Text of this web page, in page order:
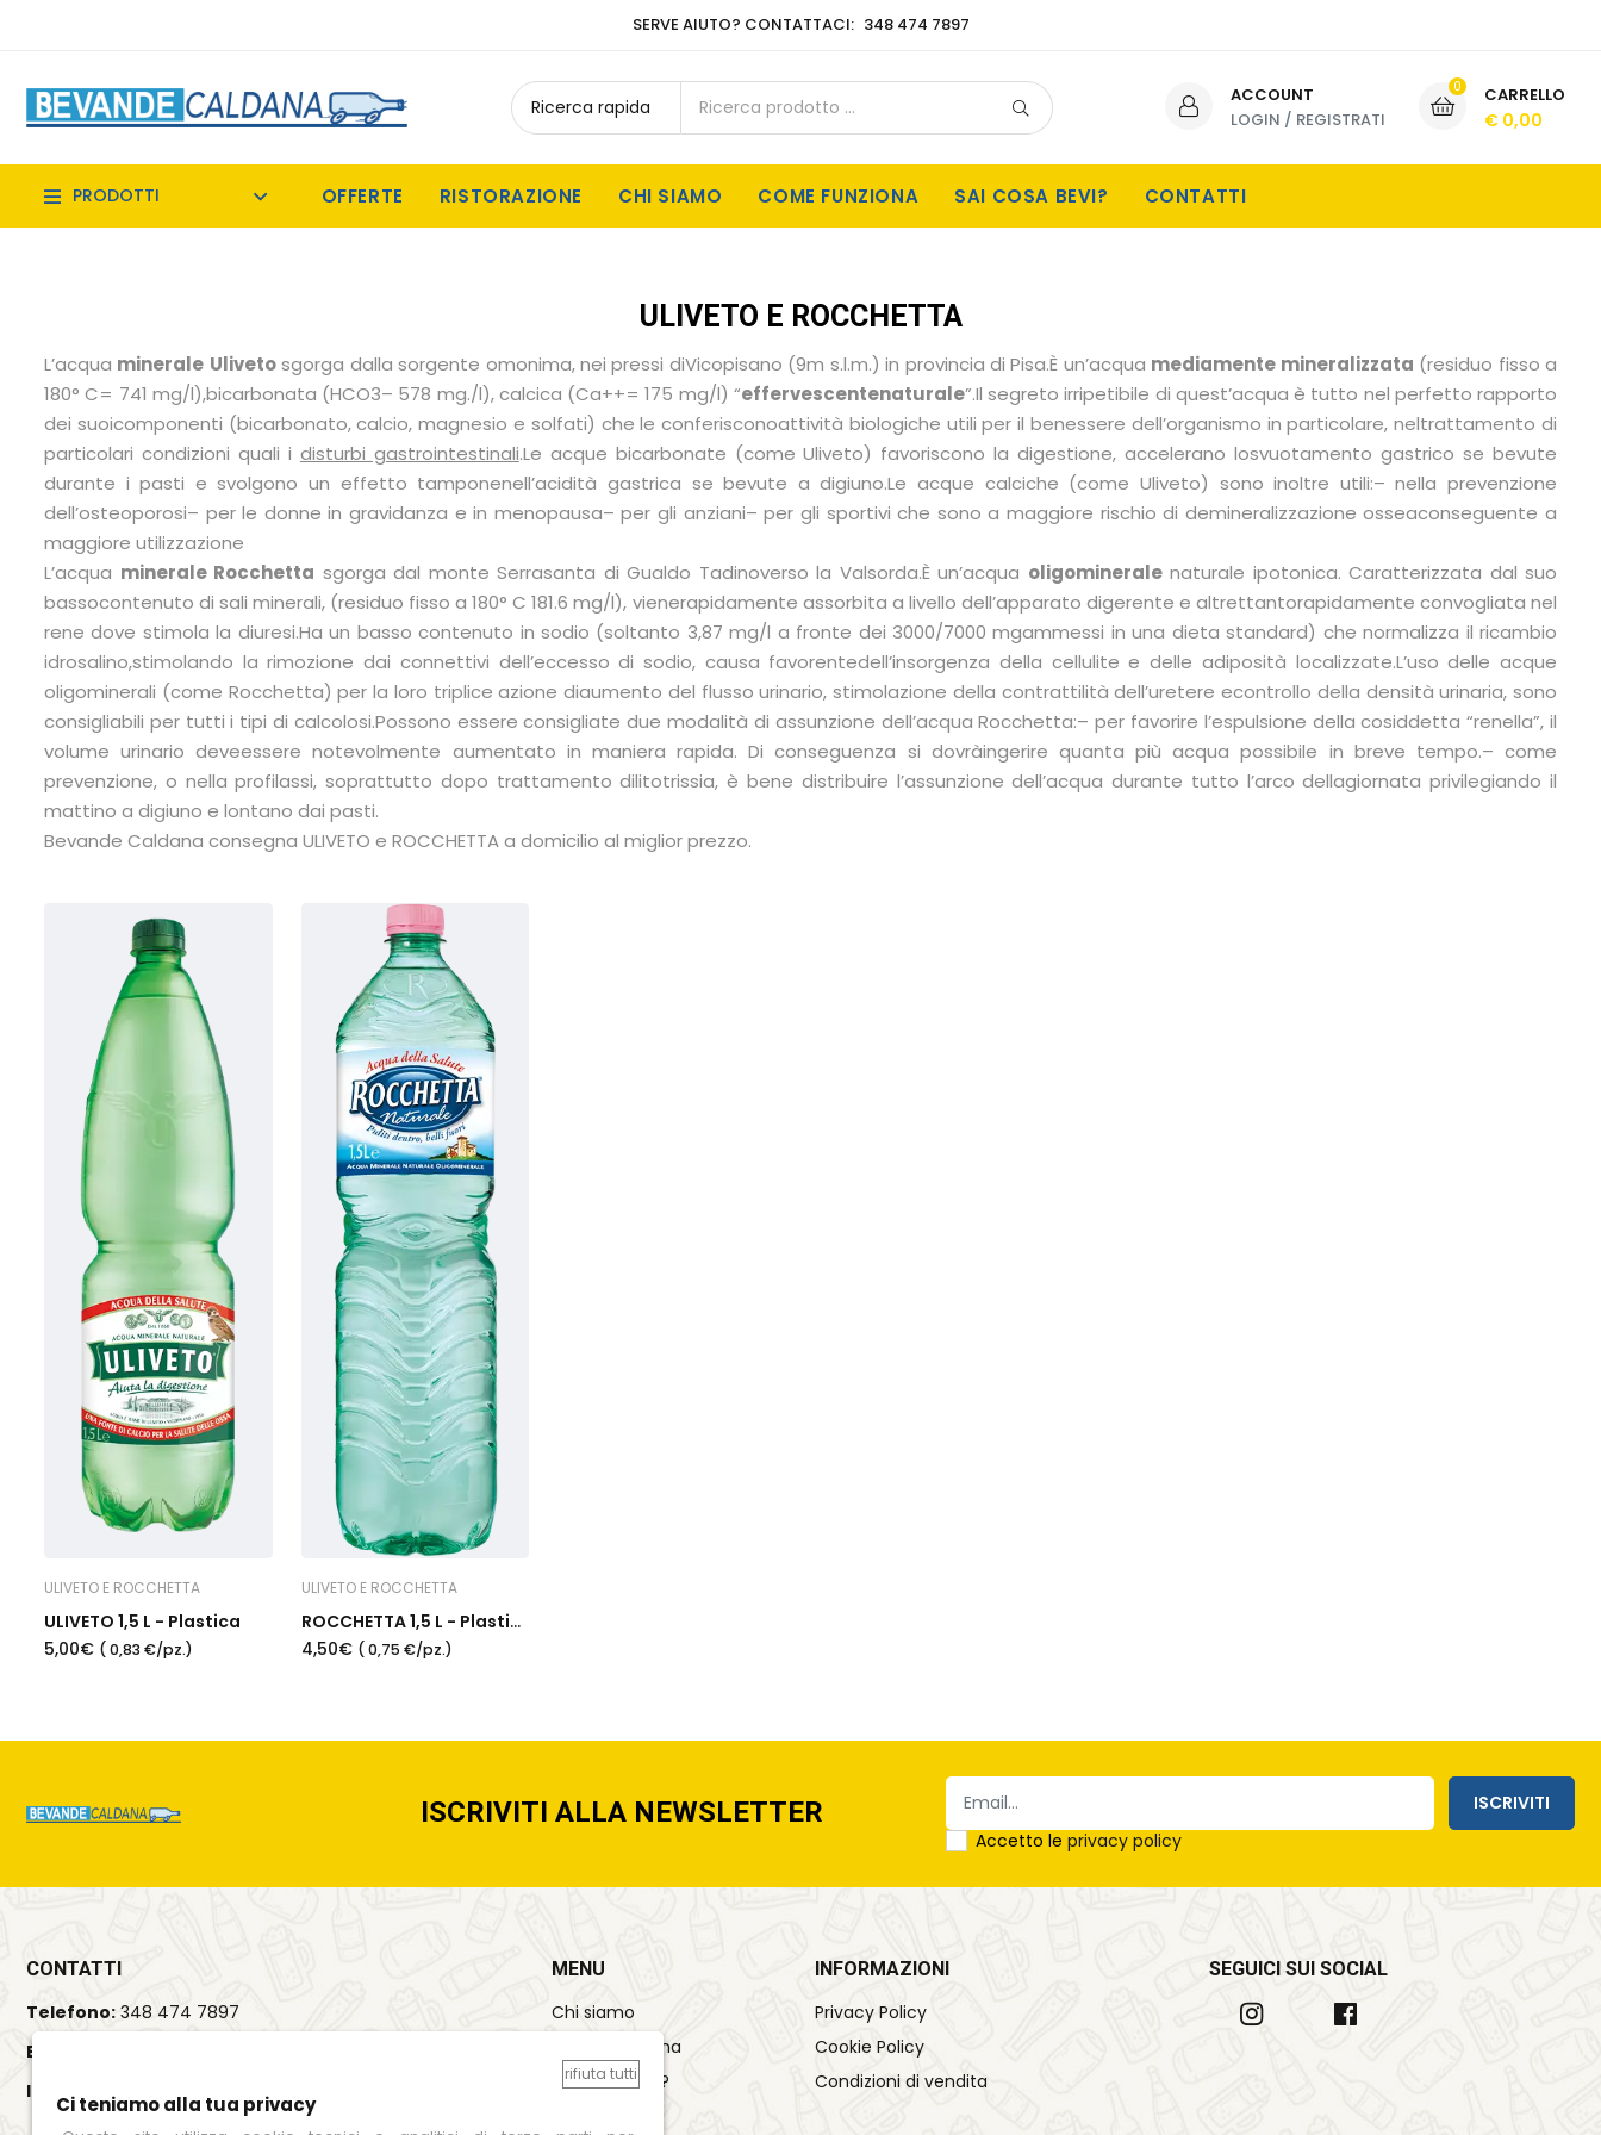
SERVE AIUTO? CONTATTACI: 348 474 7897
ACCOUNT
LOGIN / REGISTRATI
0 CARRELLO
€ 0,00
PRODOTTI OFFERTE RISTORAZIONE CHI SIAMO COME FUNZIONA SAI COSA BEVI? CONTATTI
ULIVETO E ROCCHETTA
L’acqua minerale Ulivetosgorga dalla sorgente omonima, nei pressi diVicopisano (9m s.l.m.) in provincia di Pisa.È un’acqua mediamente mineralizzata (residuo fisso a
180° C= 741 mg/l),bicarbonata (HCO3– 578 mg./l), calcica (Ca++= 175 mg/l) “effervescentenaturale”.Il segreto irripetibile di quest’acqua è tutto nel perfetto rapporto
dei suoicomponenti (bicarbonato, calcio, magnesio e solfati) che le conferisconoattività biologiche utili per il benessere dell’organismo in particolare, neltrattamento di
particolari condizioni quali i disturbi gastrointestinali.Le acque bicarbonate (come Uliveto) favoriscono la digestione, accelerano losvuotamento gastrico se bevute
durante i pasti e svolgono un effetto tamponenell’acidità gastrica se bevute a digiuno.Le acque calciche (come Uliveto) sono inoltre utili:– nella prevenzione
dell’osteoporosi– per le donne in gravidanza e in menopausa– per gli anziani– per gli sportivi che sono a maggiore rischio di demineralizzazione osseaconseguente a
maggiore utilizzazione
L’acqua minerale Rocchetta sgorga dal monte Serrasanta di Gualdo Tadinoverso la Valsorda.È un’acqua oligomineralenaturale ipotonica. Caratterizzata dal suo
bassocontenuto di sali minerali, (residuo fisso a 180° C 181.6 mg/l), vienerapidamente assorbita a livello dell’apparato digerente e altrettantorapidamente convogliata nel
rene dove stimola la diuresi.Ha un basso contenuto in sodio (soltanto 3,87 mg/l a fronte dei 3000/7000 mgammessi in una dieta standard) che normalizza il ricambio
idrosalino,stimolando la rimozione dai connettivi dell’eccesso di sodio, causa favorentedell’insorgenza della cellulite e delle adiposità localizzate.L’uso delle acque
oligominerali (come Rocchetta) per la loro triplice azione diaumento del flusso urinario, stimolazione della contrattilità dell’uretere econtrollo della densità urinaria, sono
consigliabili per tutti i tipi di calcolosi.Possono essere consigliate due modalità di assunzione dell’acqua Rocchetta:– per favorire l’espulsione della cosiddetta “renella”, il
volume urinario deveessere notevolmente aumentato in maniera rapida. Di conseguenza si dovràingerire quanta più acqua possibile in breve tempo.– come
prevenzione, o nella profilassi, soprattutto dopo trattamento dilitotrissia, è bene distribuire l’assunzione dell’acqua durante tutto l’arco dellagiornata privilegiando il
mattino a digiuno e lontano dai pasti.
Bevande Caldana consegna ULIVETO e ROCCHETTA a domicilio al miglior prezzo.
ULIVETO E ROCCHETTA
ULIVETO 1,5 L - Plastica
5,00€ ( 0,83 €/pz.)
ULIVETO E ROCCHETTA
ROCCHETTA 1,5 L - Plastica
4,50€ ( 0,75 €/pz.)
ISCRIVITI ALLA NEWSLETTER
ISCRIVITI
Accetto leprivacy policy
CONTATTI
Telefono: 348 474 7897
Email:
Indirizzo:
Viale del Lavoro, 35, 37064
Povegliano Veronese (VR)
MENU
Chi siamo
Come funziona
Sai cosa bevi?
INFORMAZIONI
Privacy Policy
Cookie Policy
Condizioni di vendita
SEGUICI SUI SOCIAL
rifiuta tutti
Ci teniamo alla tua privacy